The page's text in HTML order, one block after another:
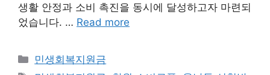
생활 안정과 소비 촉진을 동시에 달성하고자 마련되
었습니다. … Read more
카
테
민생회복지원금